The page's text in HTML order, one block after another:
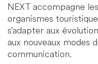
NEXT accompagne
organismes
s’adapter aux
aux nouveaux modes
communication.